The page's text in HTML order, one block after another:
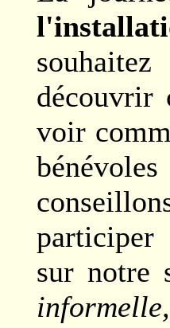
découvrir
voir
participer
sur notre